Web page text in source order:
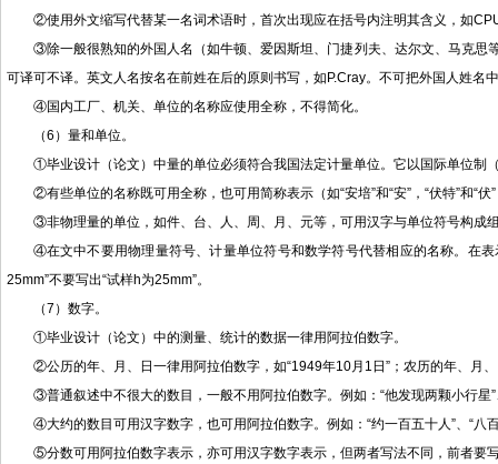
②使用外文缩写代替某一名词术语时，首次出现应在括号内注明其含义，如
③除一般很熟知的外国人名（如牛顿、爱因斯坦、门捷列夫、达尔文、马克
可译可不译。英文人名按名在前姓在后的原则书写，如P.Cray。不可把外国人姓名
④国内工厂、机关、单位的名称应使用全称，不得简化。
（6）量和单位。
①毕业设计（论文）中量的单位必须符合我国法定计量单位。它以国际单位制
②有些单位的名称既可用全称，也可用简称表示（如“安培”和“安”，“伏特”和“
③非物理量的单位，如件、台、人、周、月、元等，可用汉字与单位符号构成
④在文中不要用物理量符号、计量单位符号和数学符号代替相应的名称。在
25mm”不要写出“试样h为25mm”。
（7）数字。
①毕业设计（论文）中的测量、统计的数据一律用阿拉伯数字。
②公历的年、月、日一律用阿拉伯数字，如“1949年10月1日”；农历的年、月
③普通叙述中不很大的数目，一般不用阿拉伯数字。例如：“他发现两颗小行星
④大约的数目可用汉字数字，也可用阿拉伯数字。例如：“约一百五十人”、“八
⑤分数可用阿拉伯数字表示，亦可用汉字数字表示，但两者写法不同，前者要写